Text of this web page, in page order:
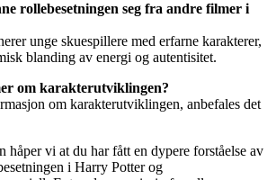
rollebesetningen seg fra andre filmer i
unge skuespillere med erfarne karakterer,
blanding av energi og autentisitet.
om karakterutviklingen?
om karakterutviklingen, anbefales det
håper vi at du har fått en dypere forståelse av
i Harry Potter og